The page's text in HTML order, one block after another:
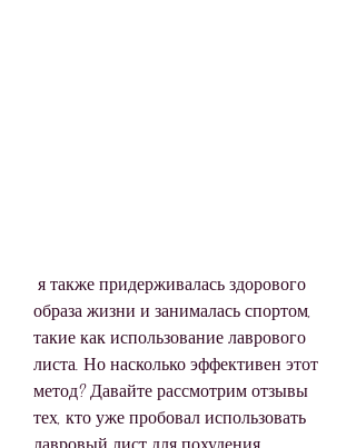
образа жизни и занималась спортом,
такие как использование лаврового
листа. Но насколько эффективен этот
метод? Давайте рассмотрим отзывы
тех, кто уже пробовал использовать